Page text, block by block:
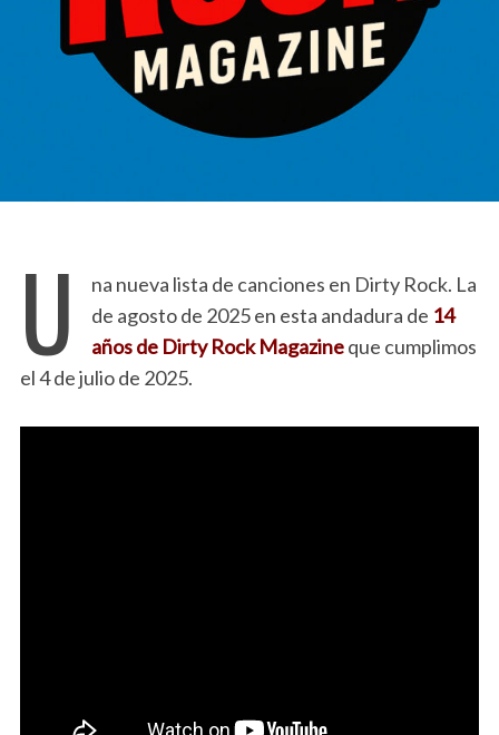
U
na nueva lista de canciones en Dirty Rock. La
de agosto de 2025 en esta andadura de 14
años de Dirty Rock Magazineque cumplimos
el 4 de julio de 2025.